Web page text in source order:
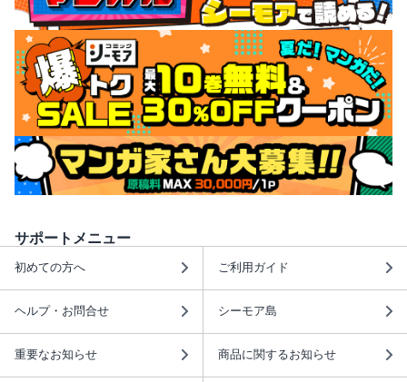
サポートメニュー
初めての方へ ご利用ガイド
ヘルプ・お問合せ シーモア島
重要なお知らせ 商品に関するお知らせ